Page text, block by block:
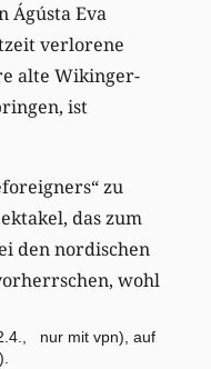
Ágústa Eva
verlorene
alte Wikinger-
ist
zu
das zum
den nordischen
wohl
nur mit vpn), auf